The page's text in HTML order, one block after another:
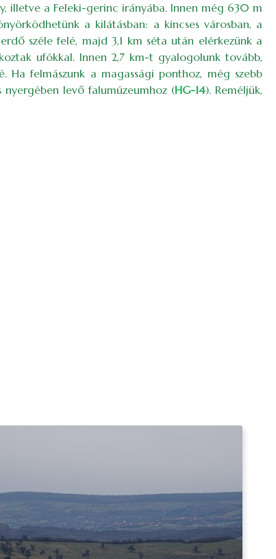
illetve a Feleki-gerinc irányába. Innen még 630 m
a kilátásban: a kincses városban, a
széle felé, majd 3,1 km séta után elérkezünk a
ufókkal. Innen 2,7 km-t gyalogolunk tovább,
felmászunk a magassági ponthoz, még szebb
levő falumúzeumhoz (HG-14). Reméljük,